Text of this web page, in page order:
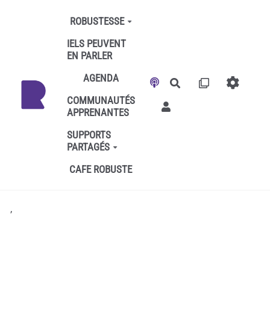
Aller au contenu principal
ROBUSTESSE
IELS PEUVENT
EN PARLER
AGENDA
COMMUNAUTÉS
APPRENANTES
SUPPORTS
PARTAGÉS
CAFE ROBUSTE
Rechercher
,